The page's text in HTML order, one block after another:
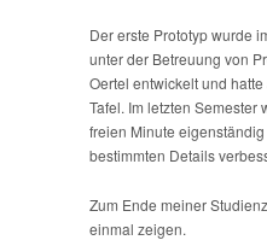
Der erste Prototyp wurde
unter der Betreuung von
Oertel entwickelt und
Tafel. Im letzten
freien Minute
bestimmten Details
Zum Ende meiner
einmal zeigen.